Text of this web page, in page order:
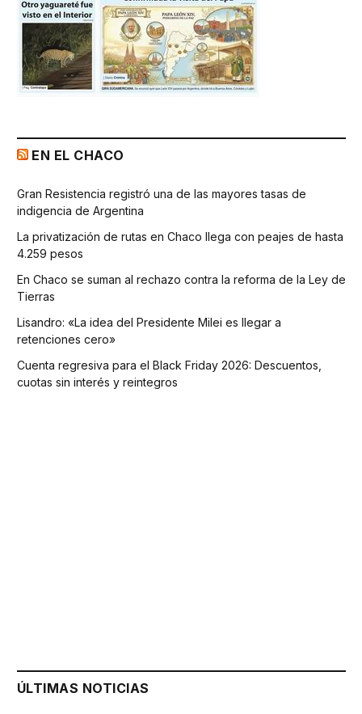
EN EL CHACO
Gran Resistencia registró una de las mayores tasas de
indigencia de Argentina
La privatización de rutas en Chaco llega con peajes de hasta
4.259 pesos
En Chaco se suman al rechazo contra la reforma de la Ley de
Tierras
Lisandro: «La idea del Presidente Milei es llegar a
retenciones cero»
Cuenta regresiva para el Black Friday 2026: Descuentos,
cuotas sin interés y reintegros
ÚLTIMAS NOTICIAS